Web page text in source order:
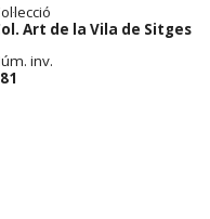
Art de la Vila de Sitges
inv.